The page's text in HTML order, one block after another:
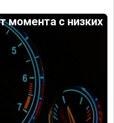
момента с низких